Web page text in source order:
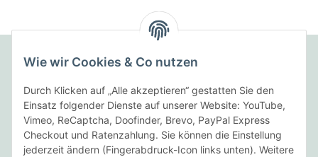
Folgende Zahlungsarten bieten wir an:
Wir versenden mit:
Wie wir Cookies & Co nutzen
Durch Klicken auf „Alle akzeptieren“ gestatten Sie den
Einsatz folgender Dienste auf unserer Website: YouTube,
Vimeo, ReCaptcha, Doofinder, Brevo, PayPal Express
Checkout und Ratenzahlung. Sie können die Einstellung
jederzeit ändern (Fingerabdruck-Icon links unten). Weitere